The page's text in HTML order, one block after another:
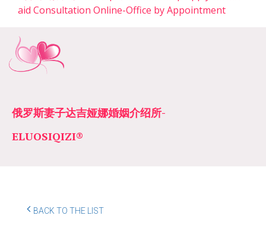
aid Consultation Online-Office by Appointment
俄罗斯妻子达吉娅娜婚姻介绍所­­
ELUOSIQIZI®
BACK TO THE LIST